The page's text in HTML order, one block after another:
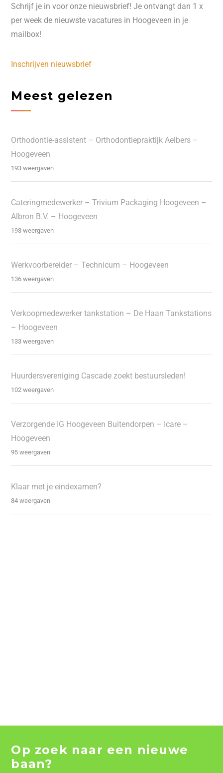
Schrijf je in voor onze nieuwsbrief! Je ontvangt dan 1 x
per week de nieuwste vacatures in Hoogeveen in je
mailbox!
Inschrijven nieuwsbrief
Meest gelezen
Orthodontie-assistent – Orthodontiepraktijk Aelbers –
Hoogeveen
193 weergaven
Cateringmedewerker – Trivium Packaging Hoogeveen –
Albron B.V. – Hoogeveen
193 weergaven
Werkvoorbereider – Technicum – Hoogeveen
136 weergaven
Verkoopmedewerker tankstation – De Haan Tankstations
– Hoogeveen
133 weergaven
Huurdersvereniging Cascade zoekt bestuursleden!
102 weergaven
Verzorgende IG Hoogeveen Buitendorpen – Icare –
Hoogeveen
95 weergaven
Klaar met je eindexamen?
84 weergaven
Op zoek naar een nieuwe
baan?